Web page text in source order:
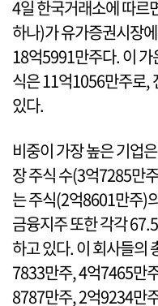
4일 한국거래소에 따르
하나)가 유가증권시장
18억5991만주다. 이 가
식은 11억1056만주로,
있다.
비중이 가장 높은 기업
장 주식 수(3억7285만
는 주식(2억8601만주)
금융지주 또한 각각
하고 있다. 이 회사들의
7833만주, 4억7465만
8787만주, 2억9234만